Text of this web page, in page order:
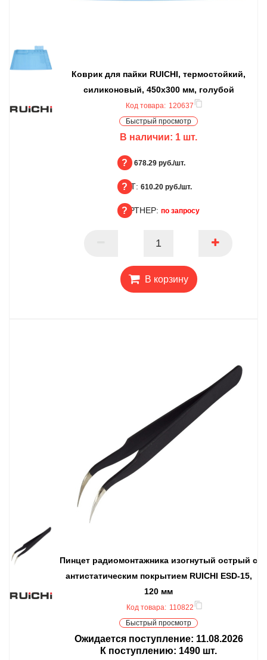
Коврик для пайки RUICHI, термостойкий,
силиконовый, 450x300 мм, голубой
Код товара: 120637
Быстрый просмотр
В наличии: 1 шт.
БЦ: 678.29 руб./шт.
ОПТ: 610.20 руб./шт.
ПАРТНЕР: по запросу
В корзину
Пинцет радиомонтажника изогнутый острый с
антистатическим покрытием RUICHI ESD-15,
120 мм
Код товара: 110822
Быстрый просмотр
Ожидается поступление: 11.08.2026
К поступлению: 1490 шт.